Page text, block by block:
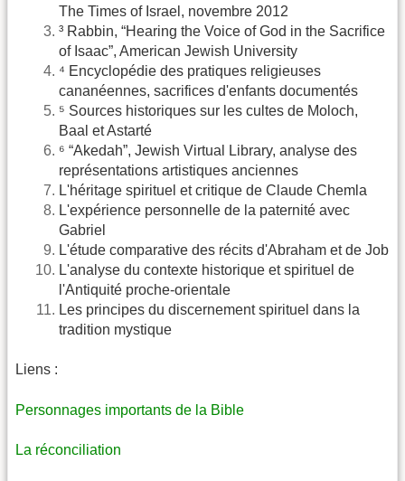
The Times of Israel, novembre 2012
³ Rabbin, “Hearing the Voice of God in the Sacrifice
of Isaac”, American Jewish University
⁴ Encyclopédie des pratiques religieuses
cananéennes, sacrifices d'enfants documentés
⁵ Sources historiques sur les cultes de Moloch,
Baal et Astarté
⁶ “Akedah”, Jewish Virtual Library, analyse des
représentations artistiques anciennes
L'héritage spirituel et critique de Claude Chemla
L'expérience personnelle de la paternité avec
Gabriel
L'étude comparative des récits d'Abraham et de Job
L'analyse du contexte historique et spirituel de
l'Antiquité proche-orientale
Les principes du discernement spirituel dans la
tradition mystique
Liens :
Personnages importants de la Bible
La réconciliation